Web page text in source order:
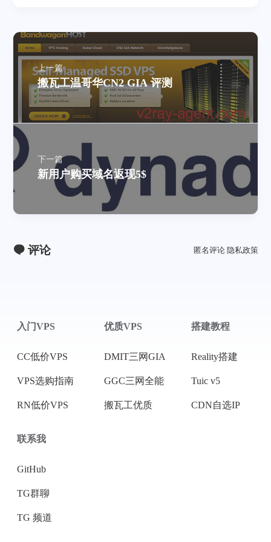
上一篇
搬瓦工温哥华CN2 GIA 评测
下一篇
新用户购买域名返现5$
评论 匿名评论 隐私政策
入门VPS
CC低价VPS
VPS选购指南
RN低价VPS
优质VPS
DMIT三网GIA
GGC三网全能
搬瓦工优质
搭建教程
Reality搭建
Tuic v5
CDN自选IP
联系我
GitHub
TG群聊
TG 频道